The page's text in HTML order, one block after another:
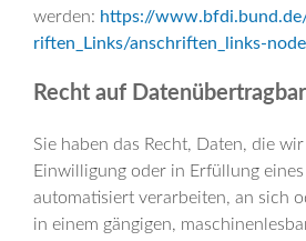
werden: https://
riften_Links/anschriften_links-
Recht auf
Sie haben das Recht, Daten, die
Einwilligung oder in Erfüllung eines
automatisiert verarbeiten, an sich
in einem gängigen,